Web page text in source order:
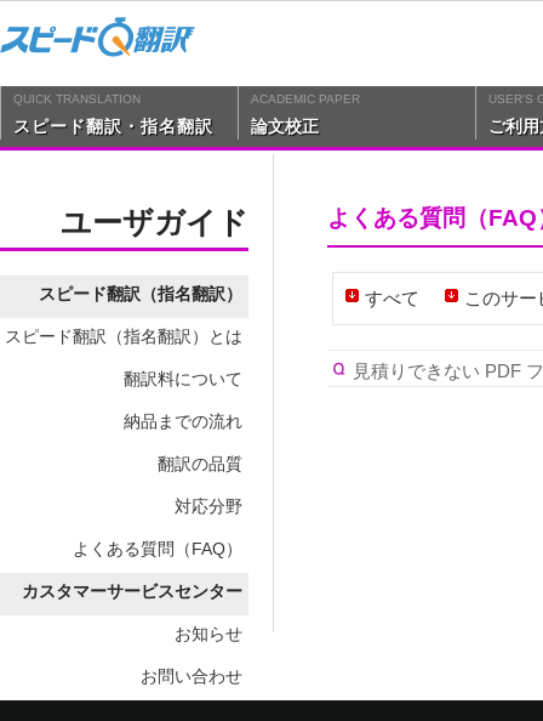
QUICK TRANSLATION
スピード翻訳・指名翻訳
ACADEMIC PAPER
論文校正
USER'S
ご利
ユーザガイド
スピード翻訳（指名翻訳）
スピード翻訳（指名翻訳）とは
翻訳料について
納品までの流れ
翻訳の品質
対応分野
よくある質問（FAQ）
カスタマーサービスセンター
お知らせ
お問い合わせ
よくある質問（FAQ
すべて このサー
見積りできない PDF